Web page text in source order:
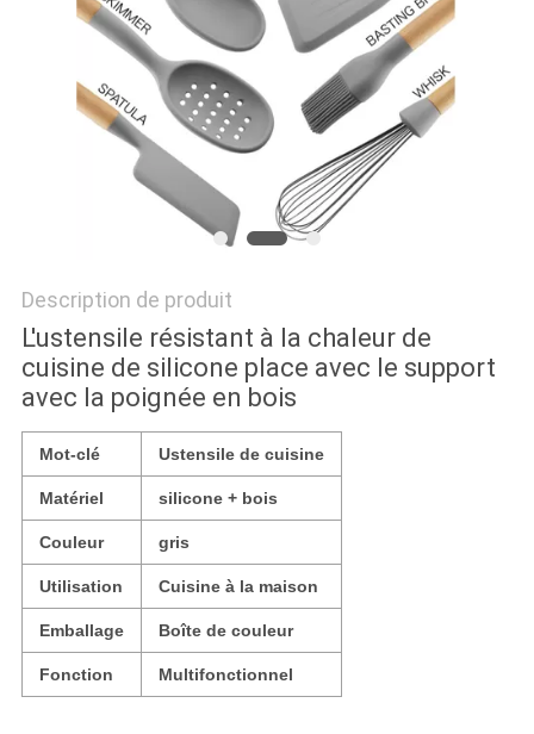
Description de produit
L'ustensile résistant à la chaleur de
cuisine de silicone place avec le support
avec la poignée en bois
Mot-clé Ustensile de cuisine
Matériel silicone + bois
Couleur gris
Utilisation Cuisine à la maison
Emballage Boîte de couleur
Fonction Multifonctionnel